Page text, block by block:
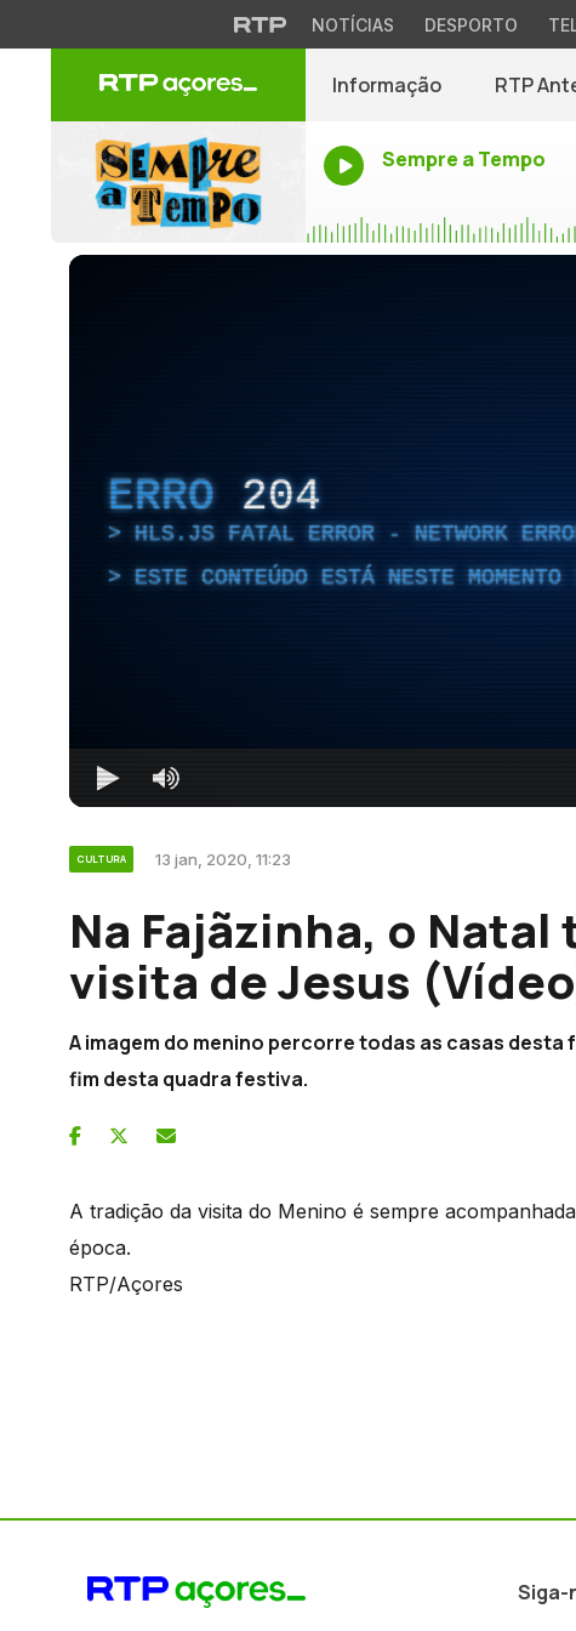
NOTÍCIAS DESPORTO
Informação RTP
Sempre a Tempo
ERRO 204
HLS.JS FATAL ERROR - NETWORK
ESTE CONTEÚDO ESTÁ NESTE
CULTURA 13 jan, 2020, 11:23
Na Fajãzinha, o
visita de Jesus
A imagem do menino percorre todas as casas
fim desta quadra festiva.
A tradição da visita do Menino é sempre
época.
RTP/Açores
Siga-